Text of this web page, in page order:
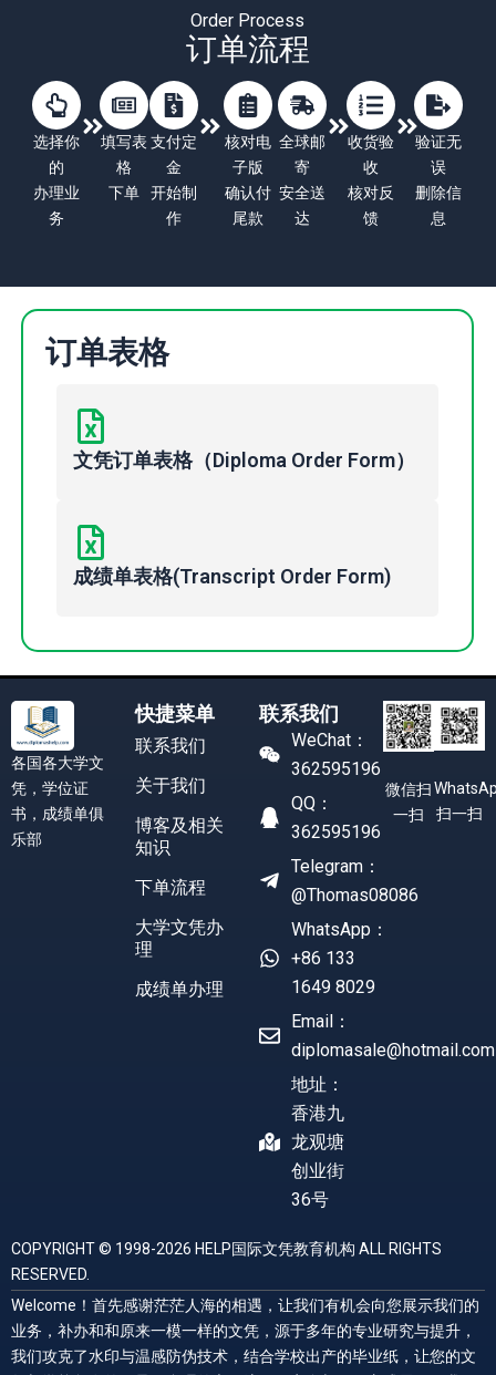
Order Process
订单流程
选择你
的
办理业
务
填写表
格
下单
支付定
金
开始制
作
核对电
子版
确认付
尾款
全球邮
寄
安全送
达
收货验
收
核对反
馈
验证无
误
删除信
息
订单表格
文凭订单表格（Diploma Order Form）
成绩单表格(Transcript Order Form)
各国各大学文
凭，学位证
书，成绩单俱
乐部
快捷菜单
联系我们
关于我们
博客及相关
知识
下单流程
大学文凭办
理
成绩单办理
联系我们
WeChat：
362595196
QQ：
362595196
Telegram：
@Thomas08086
WhatsApp：
+86 133
1649 8029
Email：
diplomasale@hotmail.com
地址：
香港九
龙观塘
创业街
36号
微信扫
一扫
扫一扫
COPYRIGHT © 1998-2026 HELP国际文凭教育机构 ALL RIGHTS
RESERVED.
Welcome！首先感谢茫茫人海的相遇，让我们有机会向您展示我们的
业务，补办和和原来一模一样的文凭，源于多年的专业研究与提升，
我们攻克了水印与温感防伪技术，结合学校出产的毕业纸，让您的文